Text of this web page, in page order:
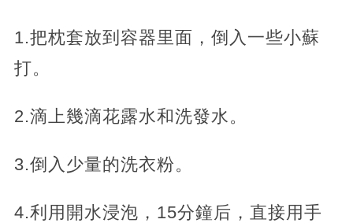
1.把枕套放到容器里面，倒入一些小蘇
打。
2.滴上幾滴花露水和洗發水。
3.倒入少量的洗衣粉。
4.利用開水浸泡，15分鐘后，直接用手